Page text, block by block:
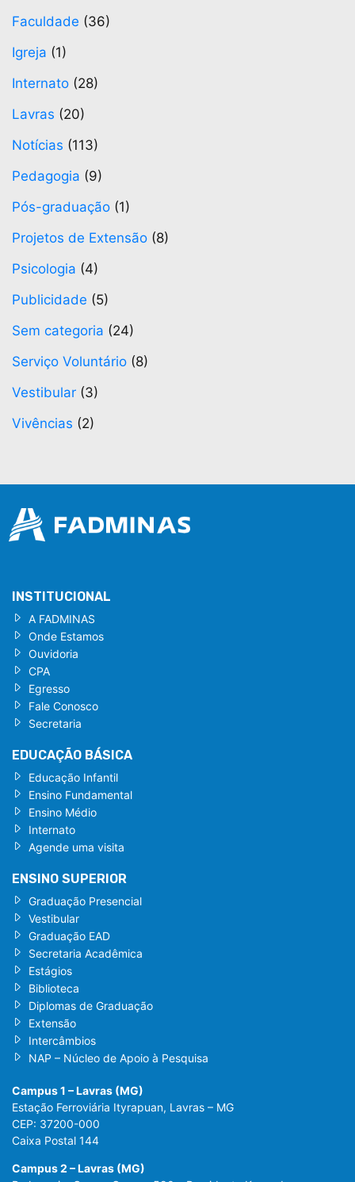
Faculdade (36)
Igreja (1)
Internato (28)
Lavras (20)
Notícias (113)
Pedagogia (9)
Pós-graduação (1)
Projetos de Extensão (8)
Psicologia (4)
Publicidade (5)
Sem categoria (24)
Serviço Voluntário (8)
Vestibular (3)
Vivências (2)
INSTITUCIONAL
A FADMINAS
Onde Estamos
Ouvidoria
CPA
Egresso
Fale Conosco
Secretaria
EDUCAÇÃO BÁSICA
Educação Infantil
Ensino Fundamental
Ensino Médio
Internato
Agende uma visita
ENSINO SUPERIOR
Graduação Presencial
Vestibular
Graduação EAD
Secretaria Acadêmica
Estágios
Biblioteca
Diplomas de Graduação
Extensão
Intercâmbios
NAP – Núcleo de Apoio à Pesquisa
Campus 1 – Lavras (MG)
Estação Ferroviária Ityrapuan, Lavras – MG
CEP: 37200-000
Caixa Postal 144
Campus 2 – Lavras (MG)